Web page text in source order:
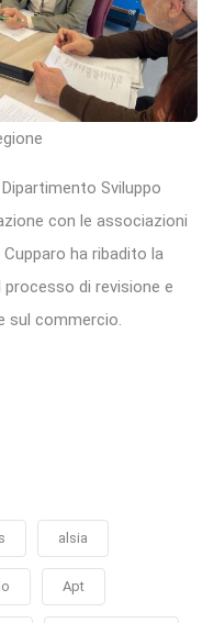
Sviluppo
con le associazioni
ha ribadito la
processo di revisione e
sul commercio.
alsia
Apt